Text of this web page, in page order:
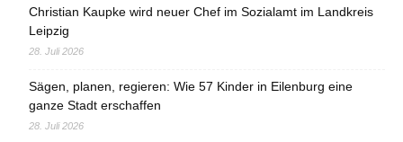
Christian Kaupke wird neuer Chef im Sozialamt im Landkreis
Leipzig
28. Juli 2026
Sägen, planen, regieren: Wie 57 Kinder in Eilenburg eine
ganze Stadt erschaffen
28. Juli 2026